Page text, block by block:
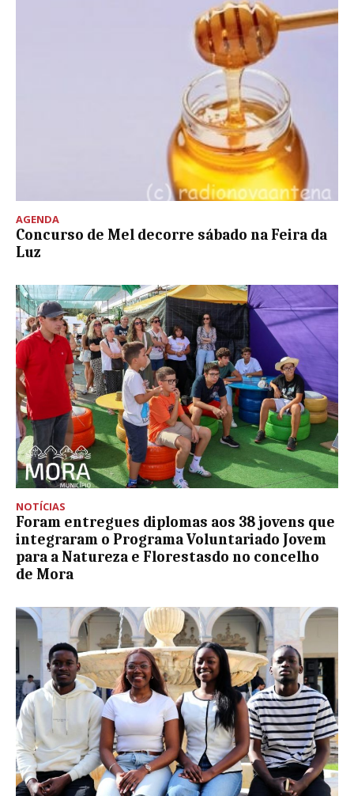
AGENDA
Concurso de Mel decorre sábado na Feira da
Luz
NOTÍCIAS
Foram entregues diplomas aos 38 jovens que
integraram o Programa Voluntariado Jovem
para a Natureza e Florestasdo no concelho
de Mora